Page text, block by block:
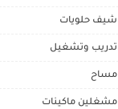
شيف حلويات
تدريب وتشغيل
مساح
مشغلين ماكينات